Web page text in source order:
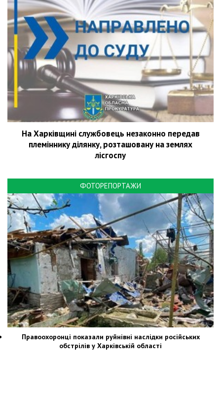
На Харківщині службовець незаконно передав
племіннику ділянку, розташовану на землях
лісгоспу
ФОТОРЕПОРТАЖИ
Правоохоронці показали руйнівні наслідки російських
обстрілів у Харківській області